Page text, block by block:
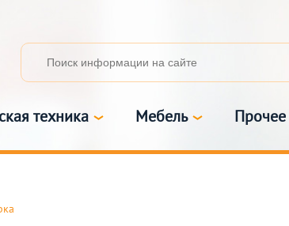
техника Мебель Прочее